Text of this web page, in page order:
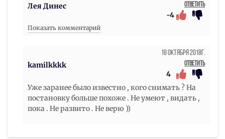
Лея Динес
Ответить
-4
Показать комментарий
kamilkkkk
18 Октября 2018г.
Ответить
4
Уже заранее было известно , кого снимать ? На
постановку больше похоже . Не умеют , видать ,
пока . Не развито . Не верю ))